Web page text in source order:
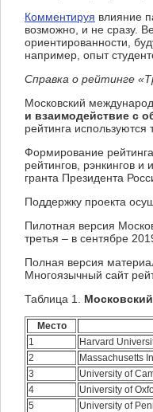
Комментируя влияние
возможно, и не сразу.
ориентированности,
например, опыт
Справка о рейтинге
Московский
и взаимодействие с
рейтинга
Формирование
рейтингов, рэнкингов
гранта Президента
Поддержку проекта
Пилотная версия
третья – в сентябре
Полная версия
Многоязычный сайт
Таблица 1.
Место
1
Harvard
2
Massachusetts
3
University of
4
University of
5
University of